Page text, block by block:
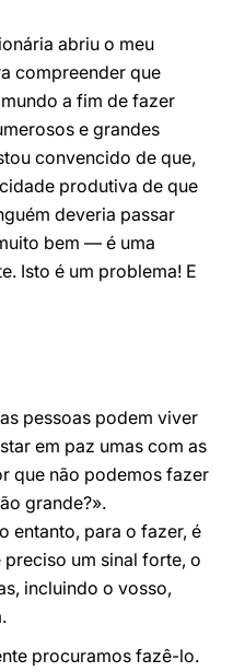
abriu o meu
compreender que
a fim de fazer
e grandes
convencido de que,
produtiva de que
deveria passar
bem — é uma
Isto é um problema! E
pessoas podem viver
em paz umas com as
que não podemos fazer
grande?».
entanto, para o fazer, é
um sinal forte, o
incluindo o vosso,
procuramos fazê-lo.